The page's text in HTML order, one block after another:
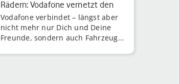
Rädern: Vodafone vernetzt den
neu…
Vodafone verbindet – längst aber
nicht mehr nur Dich und Deine
Freunde, sondern auch Fahrzeuge